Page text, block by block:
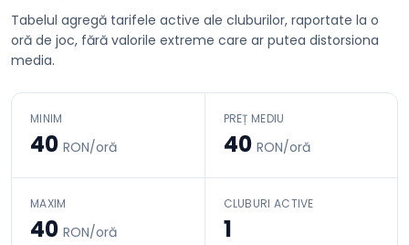
Tabelul agregă tarifele active ale cluburilor, raportate la o
oră de joc, fără valorile extreme care ar putea distorsiona
media.
MINIM
40 RON/oră
PREȚ MEDIU
40 RON/oră
MAXIM
40 RON/oră
CLUBURI ACTIVE
1